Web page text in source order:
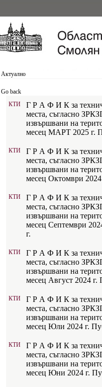
Актуално
Go back
КТИ
Г Р А Ф И К за
места, съгласно
извършвани на
месец МАРТ 2025 г.
КТИ
Г Р А Ф И К за
места, съгласно
извършвани на
месец Октомври
КТИ
Г Р А Ф И К за
места, съгласно
извършвани на
месец Септември
г.
КТИ
Г Р А Ф И К за
места, съгласно
извършвани на
месец Август 2024 г.
КТИ
Г Р А Ф И К за
места, съгласно
извършвани на
месец Юли 2024 г.
КТИ
Г Р А Ф И К за
места, съгласно
извършвани на
месец Юни 2024 г.